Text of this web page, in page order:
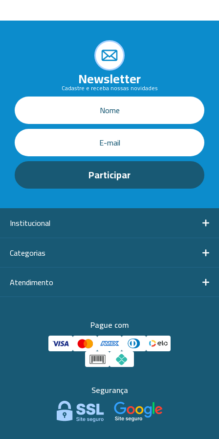
Newsletter
Cadastre e receba nossas novidades
Institucional
Categorias
Atendimento
Pague com
Segurança